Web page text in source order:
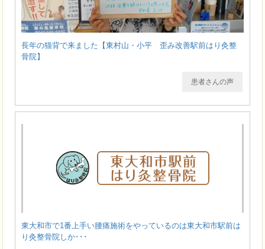
長年の猫背で来ました【東村山・小平 歪み改善駅前はり灸整
骨院】
患者さんの声
東大和市で1番上手い腰痛施術をやっているのは東大和市駅前は
り灸整骨院しか･･･